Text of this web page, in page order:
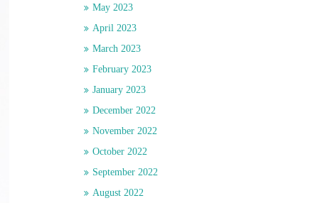
May 2023
April 2023
March 2023
February 2023
January 2023
December 2022
November 2022
October 2022
September 2022
August 2022